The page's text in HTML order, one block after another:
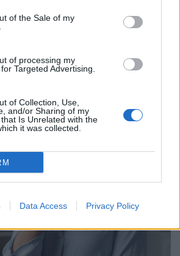
of the Sale of my
of processing my
Targeted Advertising.
of Collection, Use,
and/or Sharing of my
Is Unrelated with the
it was collected.
Data Access Privacy Policy
09 Ιουνίου 2026
ΑΡΘΡΑ